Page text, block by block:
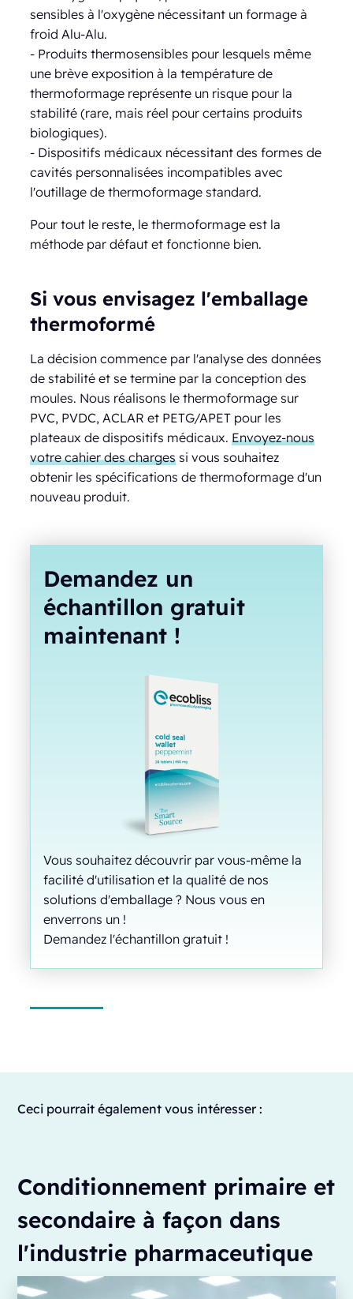
sensibles à l'oxygène nécessitant un formage à
froid Alu-Alu.
- Produits thermosensibles pour lesquels même
une brève exposition à la température de
thermoformage représente un risque pour la
stabilité (rare, mais réel pour certains produits
biologiques).
- Dispositifs médicaux nécessitant des formes de
cavités personnalisées incompatibles avec
l'outillage de thermoformage standard.
Pour tout le reste, le thermoformage est la
méthode par défaut et fonctionne bien.
Si vous envisagez l'emballage
thermoformé
La décision commence par l'analyse des données
de stabilité et se termine par la conception des
moules. Nous réalisons le thermoformage sur
PVC, PVDC, ACLAR et PETG/APET pour les
plateaux de dispositifs médicaux.Envoyez-nous
votre cahier des charges si vous souhaitez
obtenir les spécifications de thermoformage d'un
nouveau produit.
Demandez un
échantillon gratuit
maintenant !
Vous souhaitez découvrir par vous-même la
facilité d'utilisation et la qualité de nos
solutions d'emballage ? Nous vous en
enverrons un !
Demandez l'échantillon gratuit !
Ceci pourrait également vous intéresser :
Conditionnement primaire et
secondaire à façon dans
l'industrie pharmaceutique